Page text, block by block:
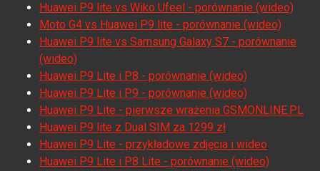
Huawei P9 lite vs Wiko Ufeel - porównanie (wideo)
Moto G4 vs Huawei P9 lite - porównanie (wideo)
Huawei P9 lite vs Samsung Galaxy S7 - porównanie
(wideo)
Huawei P9 Lite i P8 - porównanie (wideo)
Huawei P9 Lite i P9 - porównanie (wideo)
Huawei P9 Lite - pierwsze wrażenia GSMONLINE.PL
Huawei P9 lite z Dual SIM za 1299 zł
Huawei P9 Lite - przykładowe zdjęcia i wideo
Huawei P9 Lite i P8 Lite - porównanie (wideo)